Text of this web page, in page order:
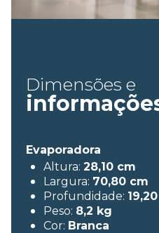
Dimensões e
Evaporadora
Altura: 28,10 cm
Largura: 70,80 cm
Profundidade:
Peso: 8,2 kg
Cor: Branca